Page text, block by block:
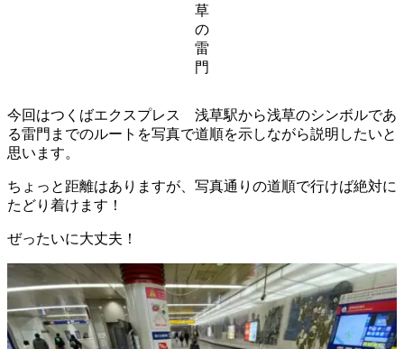
草
の
雷
門
今回はつくばエクスプレス 浅草駅から浅草のシンボルであ
る雷門までのルートを写真で道順を示しながら説明したいと
思います。
ちょっと距離はありますが、写真通りの道順で行けば絶対に
たどり着けます！
ぜったいに大丈夫！